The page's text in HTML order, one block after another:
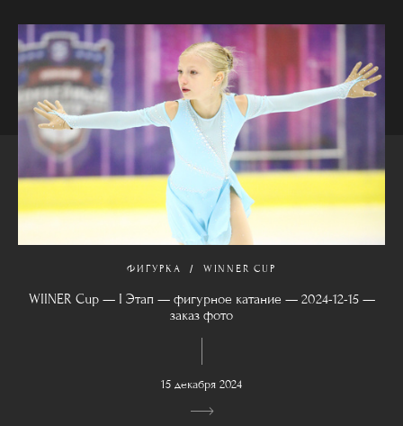
ФИГУРКА WINNER CUP
WIINER Cup — I Этап — фигурное катание — 2024-12-15 —
заказ фото
15 декабря 2024